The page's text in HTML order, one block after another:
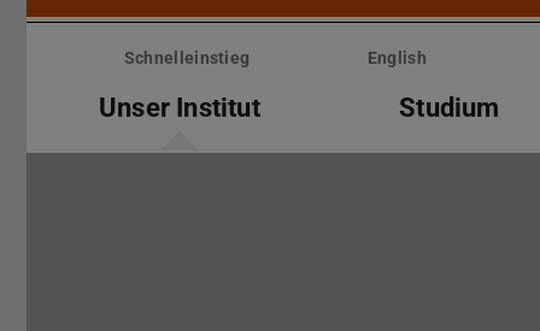
Menü
überspringenSchnelleinstieg English
Unser Institut Studium